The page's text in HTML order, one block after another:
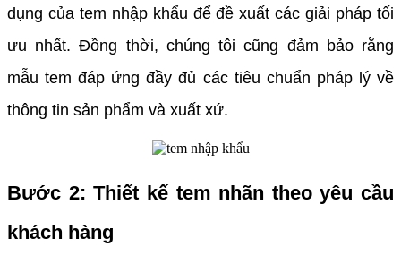
dụng của tem nhập khẩu để đề xuất các giải pháp tối
ưu nhất. Đồng thời, chúng tôi cũng đảm bảo rằng
mẫu tem đáp ứng đầy đủ các tiêu chuẩn pháp lý về
thông tin sản phẩm và xuất xứ.
Bước 2: Thiết kế tem nhãn theo yêu cầu
khách hàng